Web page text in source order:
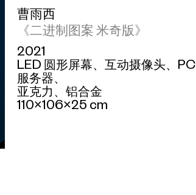
曹雨西
《二进制图案 米奇版》
2021
LED 圆形屏幕、互动摄像头、PC
服务器、
亚克力、铝合金
110×106×25 cm